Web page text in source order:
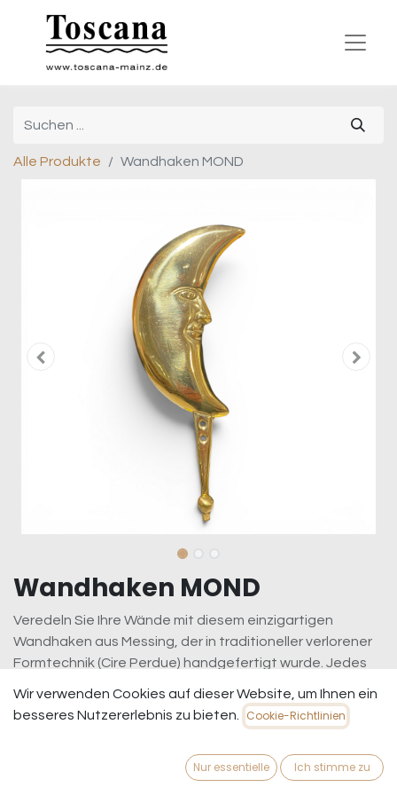
Alle Produkte Wandhaken MOND
Wandhaken MOND
Veredeln Sie Ihre Wände mit diesem einzigartigen
Wandhaken aus Messing, der in traditioneller verlorener
Formtechnik (Cire Perdue) handgefertigt wurde. Jedes
Handwerkern, die diese jahrhundertealte Kunst
zzgl. Versandkosten
Wir verwenden Cookies auf dieser Website, um Ihnen ein
besseres Nutzererlebnis zu bieten.
Cookie-Richtlinien
Nur essentielle Ich stimme zu